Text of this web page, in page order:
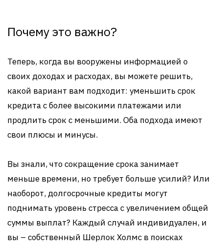
Почему это важно?
Теперь, когда вы вооружены информацией о
своих доходах и расходах, вы можете решить,
какой вариант вам подходит: уменьшить срок
кредита с более высокими платежами или
продлить срок с меньшими. Оба подхода имеют
свои плюсы и минусы.
Вы знали, что сокращение срока занимает
меньше времени, но требует больше усилий? Или
наоборот, долгосрочные кредиты могут
поднимать уровень стресса с увеличением общей
суммы выплат? Каждый случай индивидуален, и
вы – собственный Шерлок Холмс в поисках